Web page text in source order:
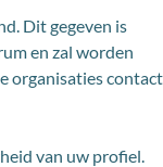
Dit gegeven is
en zal worden
organisaties contact
van uw profiel.